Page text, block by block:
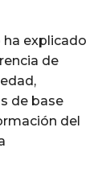
ha explicado
de
de base
del